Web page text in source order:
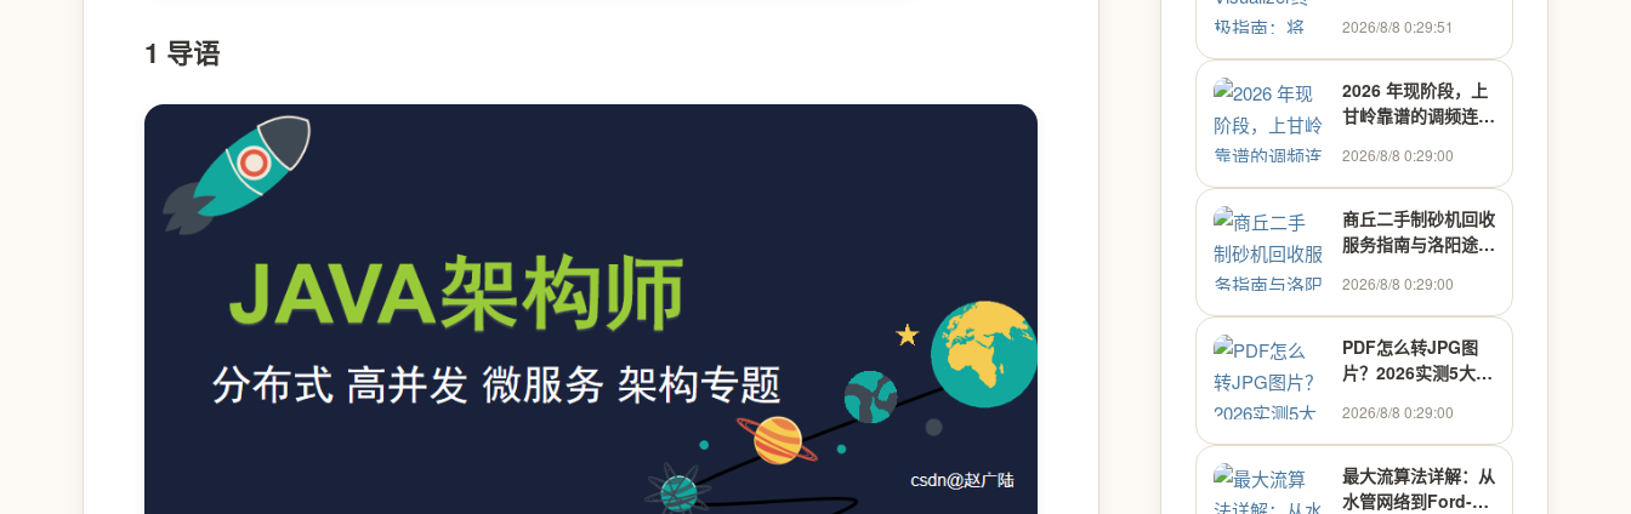
1 导语
成动态音频艺术墙
2026/8/8 0:29:51
2026 年现阶段，上
甘岭靠谱的调频连续
家联系电话,30米高
的储油罐测液位，竟
能误差控制在毫米
级？这玩意儿到底是
自动化仪表 - 行业推
荐官【认证】
2026/8/8 0:29:00
商丘二手制砂机回收
服务指南与洛阳途福
推荐
2026/8/8 0:29:00
PDF怎么转JPG图
片？2026实测5大转
件使用方法推荐
2026/8/8 0:29:00
最大流算法详解：从
水管网络到Ford-